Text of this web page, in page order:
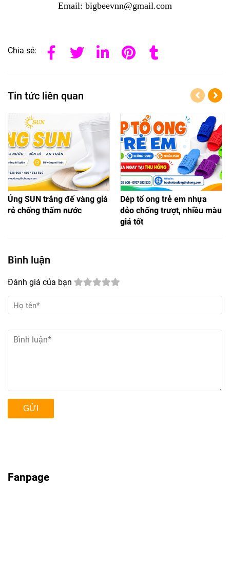
Email: bigbeevnn@gmail.com
Chia sẻ:
Tin tức liên quan
Ủng SUN trắng đế vàng giá
rẻ chống thấm nước
Dép tổ ong trẻ em nhựa
dẻo chống trượt, nhiều màu
giá tốt
Bình luận
Đánh giá của bạn
GỬI
Fanpage